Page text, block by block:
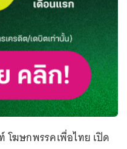
โฆษกพรรคเพื่อไทย เปิด